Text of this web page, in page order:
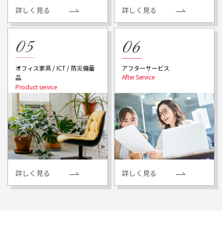
詳しく見る 詳しく見る
オフィス家具 / ICT / 防災備蓄
品
詳しく見る
アフターサービス
詳しく見る